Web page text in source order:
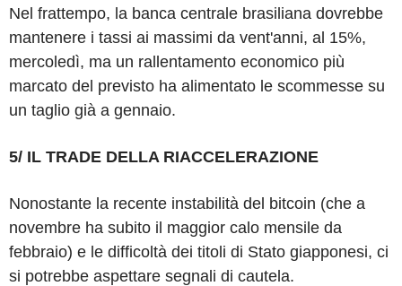
Nel frattempo, la banca centrale brasiliana dovrebbe
mantenere i tassi ai massimi da vent'anni, al 15%,
mercoledì, ma un rallentamento economico più
marcato del previsto ha alimentato le scommesse su
un taglio già a gennaio.
5/ IL TRADE DELLA RIACCELERAZIONE
Nonostante la recente instabilità del bitcoin (che a
novembre ha subito il maggior calo mensile da
febbraio) e le difficoltà dei titoli di Stato giapponesi, ci
si potrebbe aspettare segnali di cautela.